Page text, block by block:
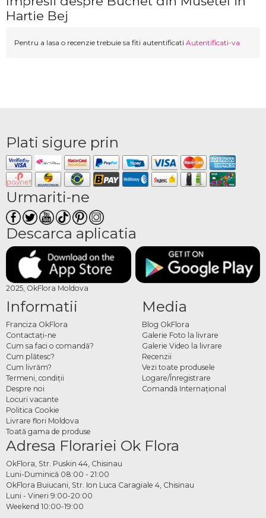
Hartie Bej
Pentru a lasa o recenzie trebuie sa fiti autentificati Autentificati-va
Plati sigure prin
Urmariti-ne
Descarca aplicatia
2025, OkFlora Moldova
Informatii
Franciza OkFlora
Contactaţi-ne
Cum sa faci o comandă?
Cum plătesc?
Cum livrăm?
Termeni, condiţii
Despre noi
Locuri vacante
Politica Cookie
Livrare flori Moldova
Toată gama de produse
Media
Blog OkFlora
Galerie Foto la livrare
Galerie Video la livrare
Recenzii
Vezi toate produsele
Logare/Înregistrare
Comandă Internațional
Adresa Florariei Ok Flora
OkFlora, Str. Puskin 44, Chisinau
Luni-Duminică 08:00 - 21:00
OkFlora Buiucani, Str. Ion Luca Caragiale 4, Chisinau
Luni - Vineri 9:00-20:00
Weekend 10:00-19:00